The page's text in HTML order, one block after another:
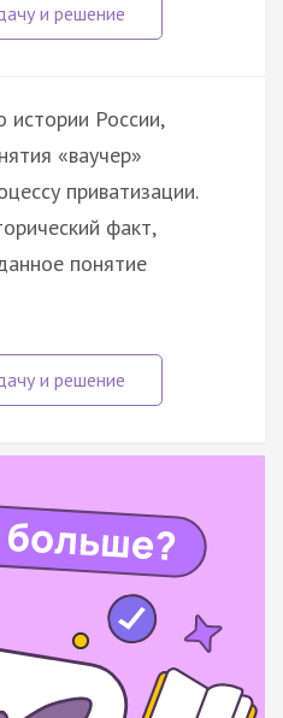
истории России,
«ваучер»
приватизации.
факт,
понятие